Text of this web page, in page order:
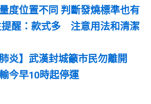
度位置不同 判斷發燒標準也有
提醒：款式多 注意用法和清潔
肺炎】武漢封城籲市民勿離開
今早10時起停運